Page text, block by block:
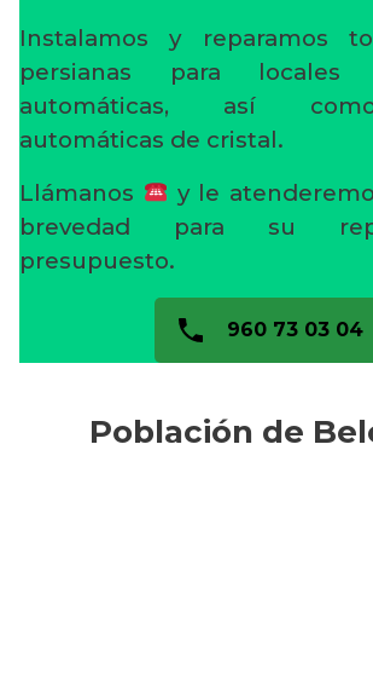
Instalamos y reparamos
persianas para locales
automáticas, así
automáticas de cristal.
Llámanos
y le
brevedad para su
presupuesto.
960 73 03 04
Población de